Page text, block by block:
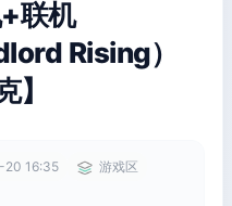
联机
Rising）
16:35
游戏区